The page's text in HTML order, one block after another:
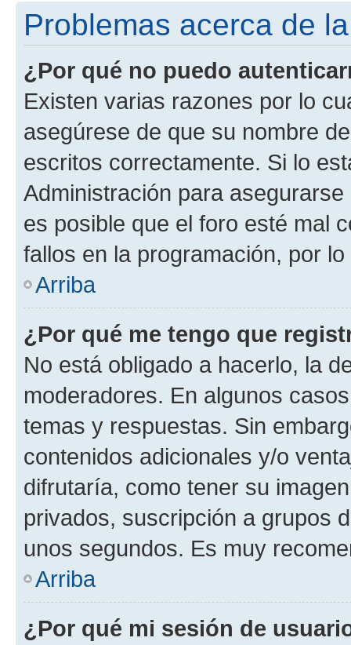
Problemas acerca de
¿Por qué no puedo
Existen varias razones por lo
asegúrese de que su nombre
escritos correctamente. Si lo
Administración para
es posible que el foro esté mal
fallos en la programación, por
Arriba
¿Por qué me tengo que
No está obligado a hacerlo, la
moderadores. En algunos
temas y respuestas. Sin
contenidos adicionales y/o
difrutaría, como tener su
privados, suscripción a grupos
unos segundos. Es muy
Arriba
¿Por qué mi sesión de